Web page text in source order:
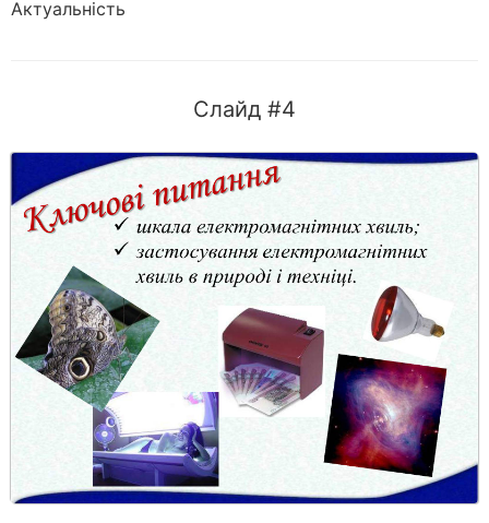
Актуальність
Слайд #4